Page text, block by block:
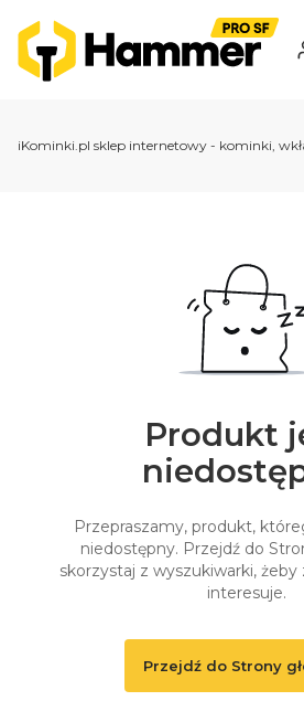
iKominki.pl sklep internetowy - kominki,
Produkt
Przepraszamy, produkt,
niedostępny. Przejdź do
skorzystaj z wyszukiwarki, żeby
interesuje.
Przejdź do Strony